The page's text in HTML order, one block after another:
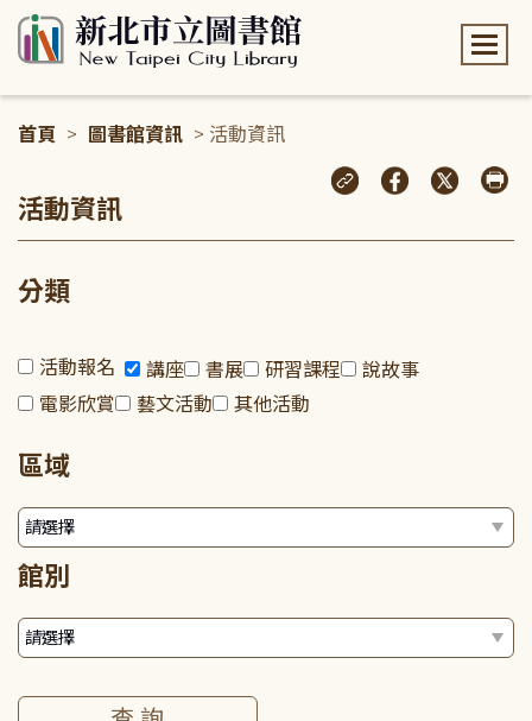
首頁 > 圖書館資訊 > 活動資訊
活動資訊
分類
活動報名 講座 書展 研習課程
說故事
電影欣賞
藝文活動 其他活動
區域
館別